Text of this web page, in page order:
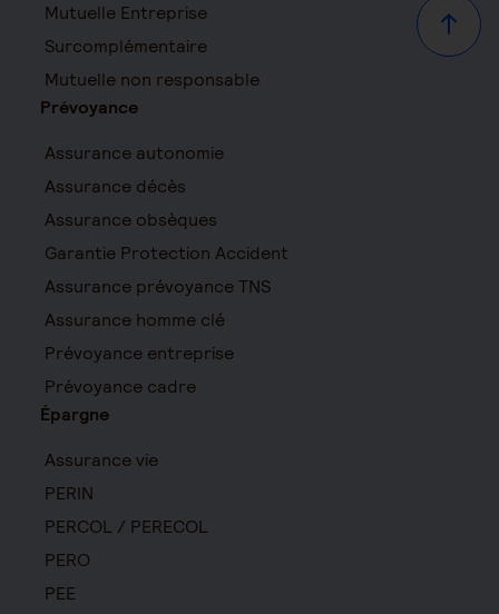
Haut
Mutuelle Entreprise
Surcomplémentaire
Mutuelle non responsable
Prévoyance
Assurance autonomie
Assurance décès
Assurance obsèques
Garantie Protection Accident
Assurance prévoyance TNS
Assurance homme clé
Prévoyance entreprise
Prévoyance cadre
Épargne
Assurance vie
PERIN
PERCOL / PERECOL
PERO
PEE